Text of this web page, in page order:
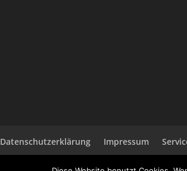
Datenschutzerklärung Impressum